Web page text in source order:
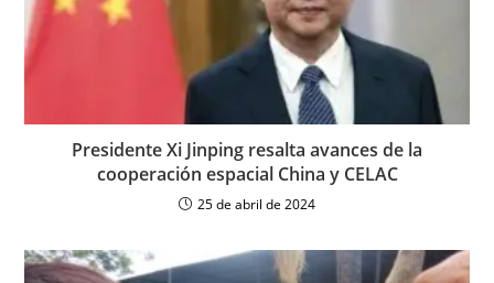
Presidente Xi Jinping resalta avances de la
cooperación espacial China y CELAC
25 de abril de 2024